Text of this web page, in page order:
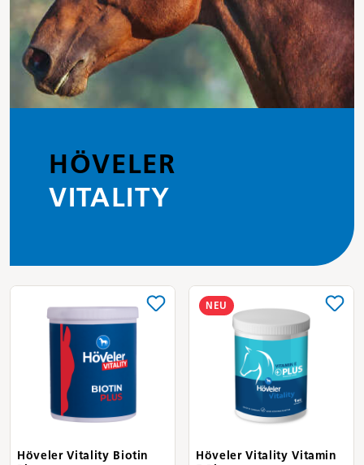
HÖVELER
VITALITY
Höveler Vitality Biotin
NEU
Höveler Vitality Vitamin